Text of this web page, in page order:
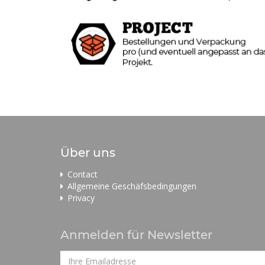
Über uns
Contact
Allgemeine Geschäfsbedingungen
Privacy
Anmelden für Newsletter